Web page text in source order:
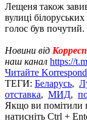
Лещеня також
вулиці
голос був почутий.
Новини від
наш канал https://
Читайте
ТЕГИ: Беларусь,
отставка, МИД,
Якщо ви помітили
натисніть Ctrl +